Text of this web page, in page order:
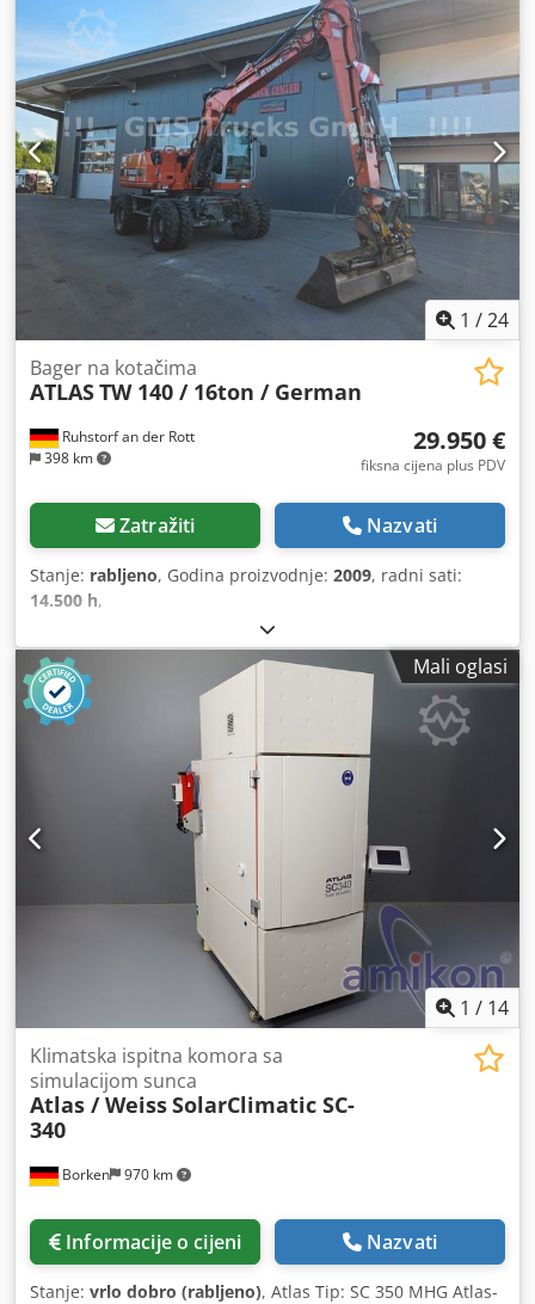
proizvodnje: 2005, maksimalni radni tlak: 11 bara, usisna
snaga: 750 l/min, potrebna snaga: 4,0 kW. 2) 3 kompresora
Kaeser EPC 630-150, godina proizvodnje: 1995, maksimalni
radni tlak: 10 bara, volumetrijski protok: 630 l/min, snaga
motora: 3,0 kW. 3) Kompresor Atlas Copco LT sa zvučnom
izolacijom, radni tlak: 15 bara. 6) Tlačni spremnik tvrtke
Maschinen- und Behälterbau, volumen: 350 l, godina
proizvodnje: 1997, maksimalni radni tlak: 16 bara,
temperaturni raspon: -10 °C do +50 °C. Moguća je
inspekcija na licu mjesta. Dwsdpfx Aljzmh Uaeyja
1 /24
Ruhstorf an der Rott
398 km
Bager na kotačima
ATLASTW 140 / 16ton / German
29.950 €
fiksna cijena plus PDV
Zatražiti Nazvati
Stanje: rabljeno, Godina proizvodnje: 2009, radni sati:
14.500 h,
Mali oglasi
1 / 14
Borken 970 km
Klimatska ispitna komora sa
simulacijom sunca
Atlas / WeissSolarClimatic SC-
340
Informacije o cijeni Nazvati
Stanje: vrlo dobro (rabljeno), Atlas Tip: SC 350 MHG Atlas-